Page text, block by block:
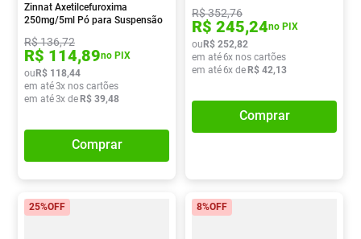
Zinnat Axetilcefuroxima
250mg/5ml Pó para Suspensão
R$136,72
R$ 114,89no PIX
ouR$ 118,44
em até3x nos cartões
em até3x deR$ 39,48
Comprar
R$352,76
R$ 245,24no PIX
ouR$ 252,82
em até6x nos cartões
em até6x deR$ 42,13
Comprar
25%OFF 8%OFF